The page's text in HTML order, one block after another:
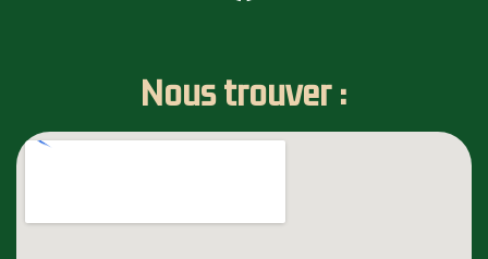
Nous trouver :